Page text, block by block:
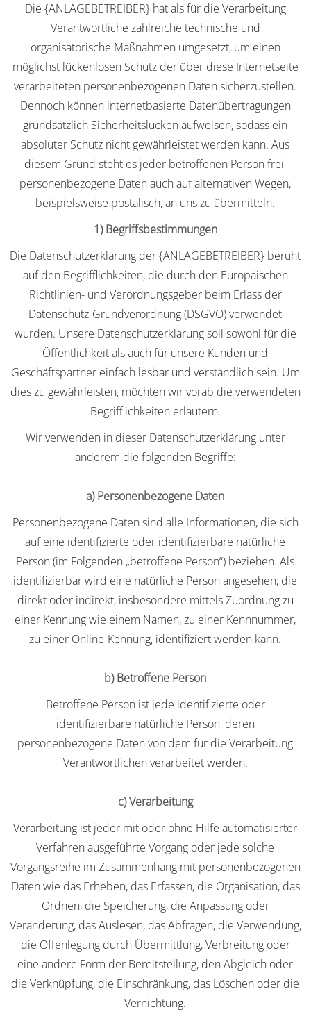
Die {ANLAGEBETREIBER} hat als für die Verarbeitung
Verantwortliche zahlreiche technische und
organisatorische Maßnahmen umgesetzt, um einen
möglichst lückenlosen Schutz der über diese Internetseite
verarbeiteten personenbezogenen Daten sicherzustellen.
Dennoch können internetbasierte Datenübertragungen
grundsätzlich Sicherheitslücken aufweisen, sodass ein
absoluter Schutz nicht gewährleistet werden kann. Aus
diesem Grund steht es jeder betroffenen Person frei,
personenbezogene Daten auch auf alternativen Wegen,
beispielsweise postalisch, an uns zu übermitteln.
1) Begriffsbestimmungen
Die Datenschutzerklärung der {ANLAGEBETREIBER} beruht
auf den Begrifflichkeiten, die durch den Europäischen
Richtlinien- und Verordnungsgeber beim Erlass der
Datenschutz-Grundverordnung (DSGVO) verwendet
wurden. Unsere Datenschutzerklärung soll sowohl für die
Öffentlichkeit als auch für unsere Kunden und
Geschäftspartner einfach lesbar und verständlich sein. Um
dies zu gewährleisten, möchten wir vorab die verwendeten
Begrifflichkeiten erläutern.
Wir verwenden in dieser Datenschutzerklärung unter
anderem die folgenden Begriffe:
a) Personenbezogene Daten
Personenbezogene Daten sind alle Informationen, die sich
auf eine identifizierte oder identifizierbare natürliche
Person (im Folgenden „betroffene Person“) beziehen. Als
identifizierbar wird eine natürliche Person angesehen, die
direkt oder indirekt, insbesondere mittels Zuordnung zu
einer Kennung wie einem Namen, zu einer Kennnummer,
zu einer Online-Kennung, identifiziert werden kann.
b) Betroffene Person
Betroffene Person ist jede identifizierte oder
identifizierbare natürliche Person, deren
personenbezogene Daten von dem für die Verarbeitung
Verantwortlichen verarbeitet werden.
c) Verarbeitung
Verarbeitung ist jeder mit oder ohne Hilfe automatisierter
Verfahren ausgeführte Vorgang oder jede solche
Vorgangsreihe im Zusammenhang mit personenbezogenen
Daten wie das Erheben, das Erfassen, die Organisation, das
Ordnen, die Speicherung, die Anpassung oder
Veränderung, das Auslesen, das Abfragen, die Verwendung,
die Offenlegung durch Übermittlung, Verbreitung oder
eine andere Form der Bereitstellung, den Abgleich oder
die Verknüpfung, die Einschränkung, das Löschen oder die
Vernichtung.